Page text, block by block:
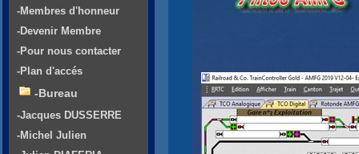
-Membres d'honneur
-Devenir Membre
-Pour nous contacter
-Plan d'accés
-Bureau
-Jacques DUSSERRE
-Michel Julien